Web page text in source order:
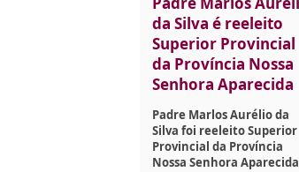
da Silva é reeleito
Superior Provincial
da Província Nossa
Senhora Aparecida
Padre Marlos Aurélio da
Silva foi reeleito Superior
Provincial da Província
Nossa Senhora